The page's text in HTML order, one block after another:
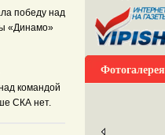
победу над
«Динамо»
командой
СКА нет.
Фотогалерея